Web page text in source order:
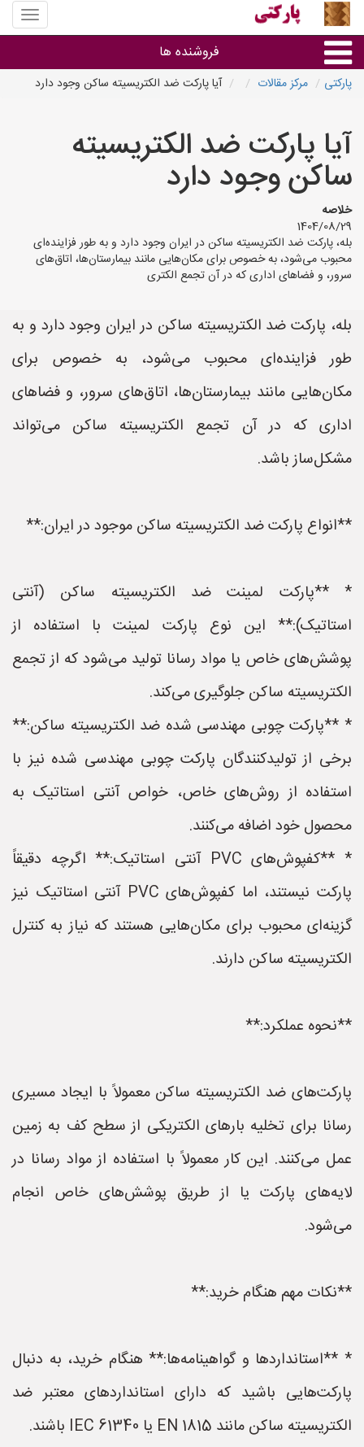
منوی
سایت
فروشنده ها
استان ها
پارکتی مرکز مقالات آیا پارکت ضد الکتریسیته ساکن وجود دارد
آیا پارکت ضد الکتریسیته
ساکن وجود دارد
خلاصه
1404/08/29
بله، پارکت ضد الکتریسیته ساکن در ایران وجود دارد و به طور فزاینده‌ای
محبوب می‌شود، به خصوص برای مکان‌هایی مانند بیمارستان‌ها، اتاق‌های
سرور، و فضاهای اداری که در آن تجمع الکتری
بله، پارکت ضد الکتریسیته ساکن در ایران وجود دارد و به
طور فزاینده‌ای محبوب می‌شود، به خصوص برای
مکان‌هایی مانند بیمارستان‌ها، اتاق‌های سرور، و فضاهای
اداری که در آن تجمع الکتریسیته ساکن می‌تواند
مشکل‌ساز باشد.
**انواع پارکت ضد الکتریسیته ساکن موجود در ایران:**
* **پارکت لمینت ضد الکتریسیته ساکن (آنتی
استاتیک):** این نوع پارکت لمینت با استفاده از
پوشش‌های خاص یا مواد رسانا تولید می‌شود که از تجمع
الکتریسیته ساکن جلوگیری می‌کند.
* **پارکت چوبی مهندسی شده ضد الکتریسیته ساکن:**
برخی از تولیدکنندگان پارکت چوبی مهندسی شده نیز با
استفاده از روش‌های خاص، خواص آنتی استاتیک به
محصول خود اضافه می‌کنند.
* **کفپوش‌های PVC آنتی استاتیک:** اگرچه دقیقاً
پارکت نیستند، اما کفپوش‌های PVC آنتی استاتیک نیز
گزینه‌ای محبوب برای مکان‌هایی هستند که نیاز به کنترل
الکتریسیته ساکن دارند.
**نحوه عملکرد:**
پارکت‌های ضد الکتریسیته ساکن معمولاً با ایجاد مسیری
رسانا برای تخلیه بارهای الکتریکی از سطح کف به زمین
عمل می‌کنند. این کار معمولاً با استفاده از مواد رسانا در
لایه‌های پارکت یا از طریق پوشش‌های خاص انجام
می‌شود.
**نکات مهم هنگام خرید:**
* **استانداردها و گواهینامه‌ها:** هنگام خرید، به دنبال
پارکت‌هایی باشید که دارای استانداردهای معتبر ضد
الکتریسیته ساکن مانند EN 1815 یا IEC 61340 باشند.